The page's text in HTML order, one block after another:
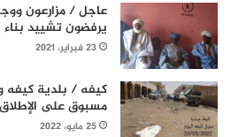
عاجل / مزارعون
يرفضون تشييد
23 فبراير، 2021
كيفه / بلدية كيفه
مسبوق على الإطلاق
25 مايو، 2022